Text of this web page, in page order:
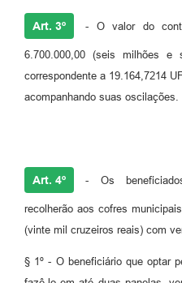
Art. 3º - O valor do
6.700.000,00 (seis milhões e
correspondente a 19.164,7214
acompanhando suas oscilações.
Art. 4º - Os
recolherão aos cofres
(vinte mil cruzeiros reais) com
§ 1º - O beneficiário que optar